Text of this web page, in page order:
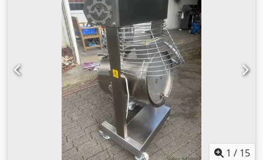
técnicos, una visita o una oferta a medida.
excitación (Exc.): 5,43 A, Grado de protección: IP23S
(protegido contra salpicaduras de agua, refrigeración
abierta), Refrigeración: IC06 (ventilación forzada mediante
ventilador integrado), Forma constructiva: IM1001 (B3, con
pies de apoyo), Peso: 455 kg, dimensiones estandarizadas
(tamaño IEC 180); altura del eje (H): 180 mm, distancia
entre orificios de fijación lateral (A): 279 mm, distancia
entre orificios de fijación longitudinal (B): 279 mm (versión
L), diámetro del eje (D): 48 mm (opcionalmente 55 mm con
refuerzo), longitud del eje (E): 110 mm, diámetro de los
orificios de fijación (K): 15 mm, marcado CE disponible. Es
posible una inspección in situ. Dodpfjzavylox Ah Reck 1 / 15